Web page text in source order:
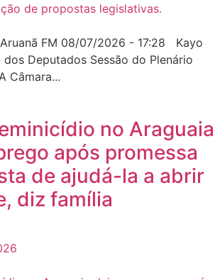
FM 08/07/2026 - 17:28 Kayo
dos Deputados Sessão do Plenário
Câmara...
no Araguaia
após promessa
de ajudá-la a abrir
diz família